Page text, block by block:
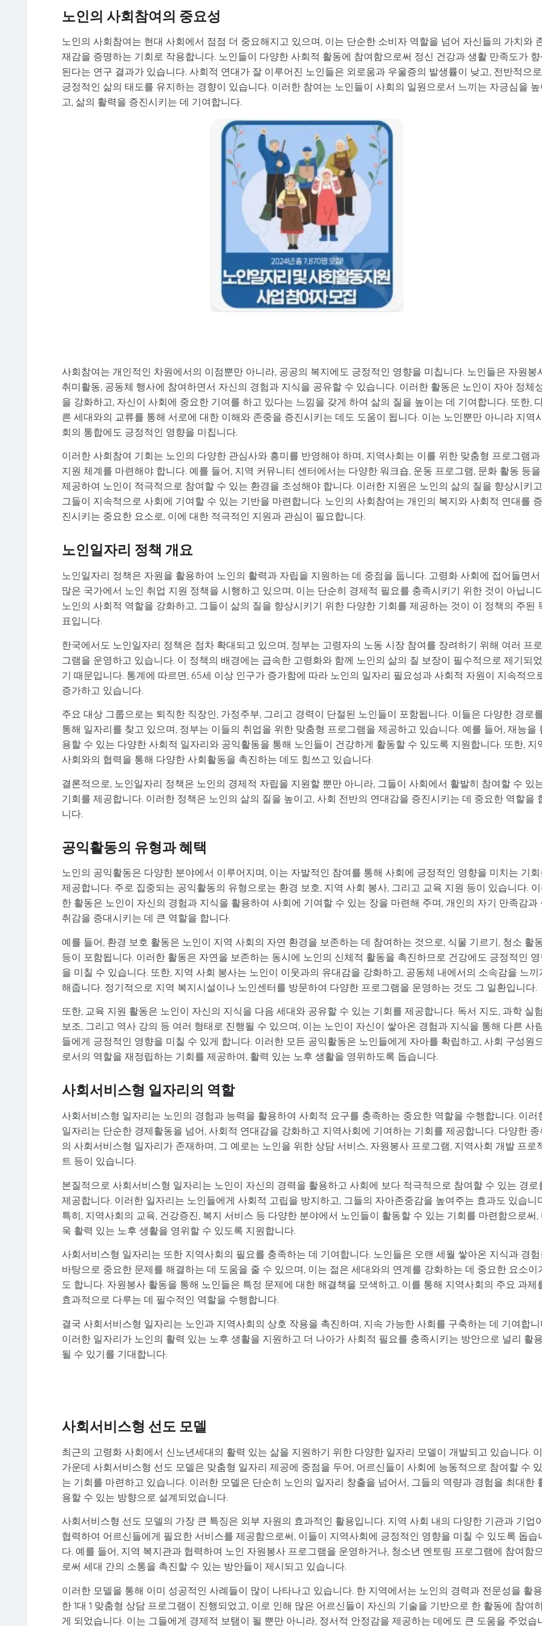
노인의 사회참여의 중요성
노인의 사회참여는 현대 사회에서 점점 더 중요해지고 있으며, 이는 단순한 소비자 역할을 넘어 자신들의 가치와
재감을 증명하는 기회로 작용합니다. 노인들이 다양한 사회적 활동에 참여함으로써 정신 건강과 생활 만족도가
된다는 연구 결과가 있습니다. 사회적 연대가 잘 이루어진 노인들은 외로움과 우울증의 발생률이 낮고, 전반적으로
긍정적인 삶의 태도를 유지하는 경향이 있습니다. 이러한 참여는 노인들이 사회의 일원으로서 느끼는 자긍심을 높
고, 삶의 활력을 증진시키는 데 기여합니다.
사회참여는 개인적인 차원에서의 이점뿐만 아니라, 공공의 복지에도 긍정적인 영향을 미칩니다. 노인들은 자원봉
취미활동, 공동체 행사에 참여하면서 자신의 경험과 지식을 공유할 수 있습니다. 이러한 활동은 노인이 자아 정체
을 강화하고, 자신이 사회에 중요한 기여를 하고 있다는 느낌을 갖게 하여 삶의 질을 높이는 데 기여합니다. 또한,
른 세대와의 교류를 통해 서로에 대한 이해와 존중을 증진시키는 데도 도움이 됩니다. 이는 노인뿐만 아니라 지역
회의 통합에도 긍정적인 영향을 미칩니다.
이러한 사회참여 기회는 노인의 다양한 관심사와 흥미를 반영해야 하며, 지역사회는 이를 위한 맞춤형 프로그램과
지원 체계를 마련해야 합니다. 예를 들어, 지역 커뮤니티 센터에서는 다양한 워크숍, 운동 프로그램, 문화 활동 등을
제공하여 노인이 적극적으로 참여할 수 있는 환경을 조성해야 합니다. 이러한 지원은 노인의 삶의 질을 향상시키
그들이 지속적으로 사회에 기여할 수 있는 기반을 마련합니다. 노인의 사회참여는 개인의 복지와 사회적 연대를 증
진시키는 중요한 요소로, 이에 대한 적극적인 지원과 관심이 필요합니다.
노인일자리 정책 개요
노인일자리 정책은 자원을 활용하여 노인의 활력과 자립을 지원하는 데 중점을 둡니다. 고령화 사회에 접어들면서
많은 국가에서 노인 취업 지원 정책을 시행하고 있으며, 이는 단순히 경제적 필요를 충족시키기 위한 것이 아닙니
노인의 사회적 역할을 강화하고, 그들이 삶의 질을 향상시키기 위한 다양한 기회를 제공하는 것이 이 정책의 주된
표입니다.
한국에서도 노인일자리 정책은 점차 확대되고 있으며, 정부는 고령자의 노동 시장 참여를 장려하기 위해 여러 프로
그램을 운영하고 있습니다. 이 정책의 배경에는 급속한 고령화와 함께 노인의 삶의 질 보장이 필수적으로 제기되었
기 때문입니다. 통계에 따르면, 65세 이상 인구가 증가함에 따라 노인의 일자리 필요성과 사회적 자원이 지속적으
증가하고 있습니다.
주요 대상 그룹으로는 퇴직한 직장인, 가정주부, 그리고 경력이 단절된 노인들이 포함됩니다. 이들은 다양한 경로
통해 일자리를 찾고 있으며, 정부는 이들의 취업을 위한 맞춤형 프로그램을 제공하고 있습니다. 예를 들어, 재능을
용할 수 있는 다양한 사회적 일자리와 공익활동을 통해 노인들이 건강하게 활동할 수 있도록 지원합니다. 또한, 지
사회와의 협력을 통해 다양한 사회활동을 촉진하는 데도 힘쓰고 있습니다.
결론적으로, 노인일자리 정책은 노인의 경제적 자립을 지원할 뿐만 아니라, 그들이 사회에서 활발히 참여할 수 있
기회를 제공합니다. 이러한 정책은 노인의 삶의 질을 높이고, 사회 전반의 연대감을 증진시키는 데 중요한 역할을
니다.
공익활동의 유형과 혜택
노인의 공익활동은 다양한 분야에서 이루어지며, 이는 자발적인 참여를 통해 사회에 긍정적인 영향을 미치는 기회
제공합니다. 주로 집중되는 공익활동의 유형으로는 환경 보호, 지역 사회 봉사, 그리고 교육 지원 등이 있습니다. 이
한 활동은 노인이 자신의 경험과 지식을 활용하여 사회에 기여할 수 있는 장을 마련해 주며, 개인의 자기 만족감과
취감을 증대시키는 데 큰 역할을 합니다.
예를 들어, 환경 보호 활동은 노인이 지역 사회의 자연 환경을 보존하는 데 참여하는 것으로, 식물 기르기, 청소 활
등이 포함됩니다. 이러한 활동은 자연을 보존하는 동시에 노인의 신체적 활동을 촉진하므로 건강에도 긍정적인
을 미칠 수 있습니다. 또한, 지역 사회 봉사는 노인이 이웃과의 유대감을 강화하고, 공동체 내에서의 소속감을 느끼
해줍니다. 정기적으로 지역 복지시설이나 노인센터를 방문하여 다양한 프로그램을 운영하는 것도 그 일환입니다.
또한, 교육 지원 활동은 노인이 자신의 지식을 다음 세대와 공유할 수 있는 기회를 제공합니다. 독서 지도, 과학 실험
보조, 그리고 역사 강의 등 여러 형태로 진행될 수 있으며, 이는 노인이 자신이 쌓아온 경험과 지식을 통해 다른 사
들에게 긍정적인 영향을 미칠 수 있게 합니다. 이러한 모든 공익활동은 노인들에게 자아를 확립하고, 사회 구성원
로서의 역할을 재정립하는 기회를 제공하여, 활력 있는 노후 생활을 영위하도록 돕습니다.
사회서비스형 일자리의 역할
사회서비스형 일자리는 노인의 경험과 능력을 활용하여 사회적 요구를 충족하는 중요한 역할을 수행합니다. 이러
일자리는 단순한 경제활동을 넘어, 사회적 연대감을 강화하고 지역사회에 기여하는 기회를 제공합니다. 다양한 종
의 사회서비스형 일자리가 존재하며, 그 예로는 노인을 위한 상담 서비스, 자원봉사 프로그램, 지역사회 개발 프로
트 등이 있습니다.
본질적으로 사회서비스형 일자리는 노인이 자신의 경력을 활용하고 사회에 보다 적극적으로 참여할 수 있는 경로
제공합니다. 이러한 일자리는 노인들에게 사회적 고립을 방지하고, 그들의 자아존중감을 높여주는 효과도 있습니
특히, 지역사회의 교육, 건강증진, 복지 서비스 등 다양한 분야에서 노인들이 활동할 수 있는 기회를 마련함으로써,
욱 활력 있는 노후 생활을 영위할 수 있도록 지원합니다.
사회서비스형 일자리는 또한 지역사회의 필요를 충족하는 데 기여합니다. 노인들은 오랜 세월 쌓아온 지식과 경험
바탕으로 중요한 문제를 해결하는 데 도움을 줄 수 있으며, 이는 젊은 세대와의 연계를 강화하는 데 중요한 요소이
도 합니다. 자원봉사 활동을 통해 노인들은 특정 문제에 대한 해결책을 모색하고, 이를 통해 지역사회의 주요 과제
효과적으로 다루는 데 필수적인 역할을 수행합니다.
결국 사회서비스형 일자리는 노인과 지역사회의 상호 작용을 촉진하며, 지속 가능한 사회를 구축하는 데 기여합니
이러한 일자리가 노인의 활력 있는 노후 생활을 지원하고 더 나아가 사회적 필요를 충족시키는 방안으로 널리 활용
될 수 있기를 기대합니다.
사회서비스형 선도 모델
최근의 고령화 사회에서 신노년세대의 활력 있는 삶을 지원하기 위한 다양한 일자리 모델이 개발되고 있습니다. 이
가운데 사회서비스형 선도 모델은 맞춤형 일자리 제공에 중점을 두어, 어르신들이 사회에 능동적으로 참여할 수 있
는 기회를 마련하고 있습니다. 이러한 모델은 단순히 노인의 일자리 창출을 넘어서, 그들의 역량과 경험을 최대한
용할 수 있는 방향으로 설계되었습니다.
사회서비스형 선도 모델의 가장 큰 특징은 외부 자원의 효과적인 활용입니다. 지역 사회 내의 다양한 기관과 기업
협력하여 어르신들에게 필요한 서비스를 제공함으로써, 이들이 지역사회에 긍정적인 영향을 미칠 수 있도록 돕습
다. 예를 들어, 지역 복지관과 협력하여 노인 자원봉사 프로그램을 운영하거나, 청소년 멘토링 프로그램에 참여함
로써 세대 간의 소통을 촉진할 수 있는 방안들이 제시되고 있습니다.
이러한 모델을 통해 이미 성공적인 사례들이 많이 나타나고 있습니다. 한 지역에서는 노인의 경력과 전문성을 활용
한 1대 1 맞춤형 상담 프로그램이 진행되었고, 이로 인해 많은 어르신들이 자신의 기술을 기반으로 한 활동에 참여
게 되었습니다. 이는 그들에게 경제적 보탬이 될 뿐만 아니라, 정서적 안정감을 제공하는 데에도 큰 도움을 주었습